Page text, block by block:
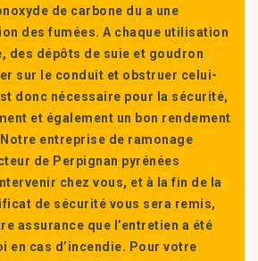
de carbone du a une
des fumées. A chaque utilisation
des dépôts de suie et goudron
sur le conduit et obstruer celui-
donc nécessaire pour la sécurité,
et également un bon rendement
entreprise de ramonage
de Perpignan pyrénées
chez vous, et à la fin de la
de sécurité vous sera remis,
assurance que l’entretien a été
en cas d’incendie. Pour votre